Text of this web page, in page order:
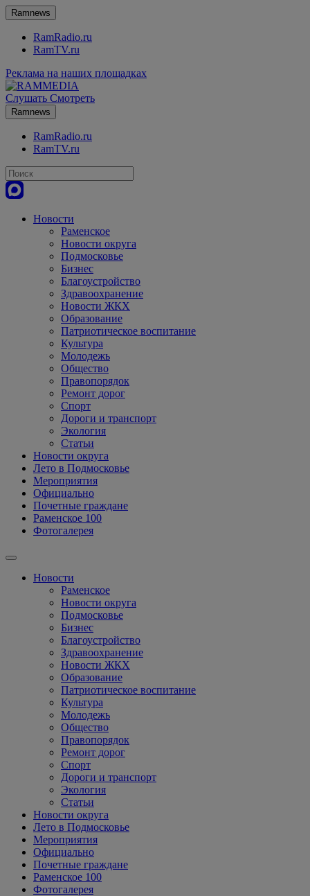
Ramnews
RamRadio.ru
RamTV.ru
Реклама на наших площадках
Слушать Смотреть
Ramnews
RamRadio.ru
RamTV.ru
Новости
Раменское
Новости округа
Подмосковье
Бизнес
Благоустройство
Здравоохранение
Новости ЖКХ
Образование
Патриотическое воспитание
Культура
Молодежь
Общество
Правопорядок
Ремонт дорог
Спорт
Дороги и транспорт
Экология
Статьи
Новости округа
Лето в Подмосковье
Мероприятия
Официально
Почетные граждане
Раменское 100
Фотогалерея
Новости
Раменское
Новости округа
Подмосковье
Бизнес
Благоустройство
Здравоохранение
Новости ЖКХ
Образование
Патриотическое воспитание
Культура
Молодежь
Общество
Правопорядок
Ремонт дорог
Спорт
Дороги и транспорт
Экология
Статьи
Новости округа
Лето в Подмосковье
Мероприятия
Официально
Почетные граждане
Раменское 100
Фотогалерея